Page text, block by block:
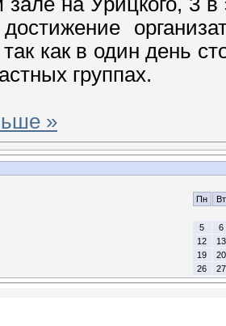
достижение
как в один день
группах.
»
Пн Вт
5
6
12
13
19
20
26
27